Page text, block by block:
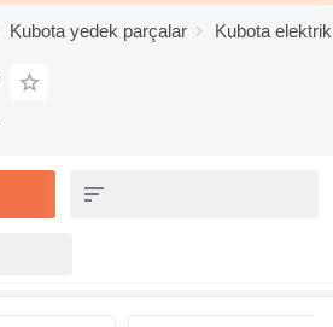
Kubota yedek parçalar Kubota elektrik